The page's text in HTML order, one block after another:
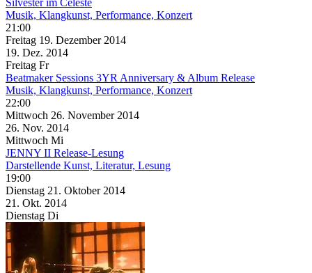
Musik, Klangkunst, Performance, Konzert
21:00
Freitag 19. Dezember 2014
19. Dez. 2014
Freitag Fr
Beatmaker Sessions 3YR Anniversary & Album Release
Musik, Klangkunst, Performance, Konzert
22:00
Mittwoch 26. November 2014
26. Nov. 2014
Mittwoch Mi
JENNY II Release-Lesung
Darstellende Kunst, Literatur, Lesung
19:00
Dienstag 21. Oktober 2014
21. Okt. 2014
Dienstag Di